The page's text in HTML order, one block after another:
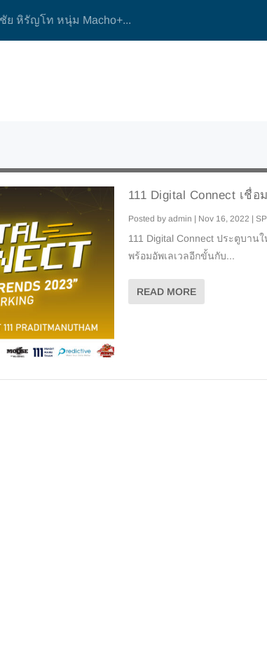
ย หิรัญโท หนุ่ม Macho+...
111 Digital Connect เชื่
Posted by admin | Nov 16, 2022 |
111 Digital Connect ประตูบาน
พร้อมอัพเลเวลอีกขั้นกับ...
READ MORE